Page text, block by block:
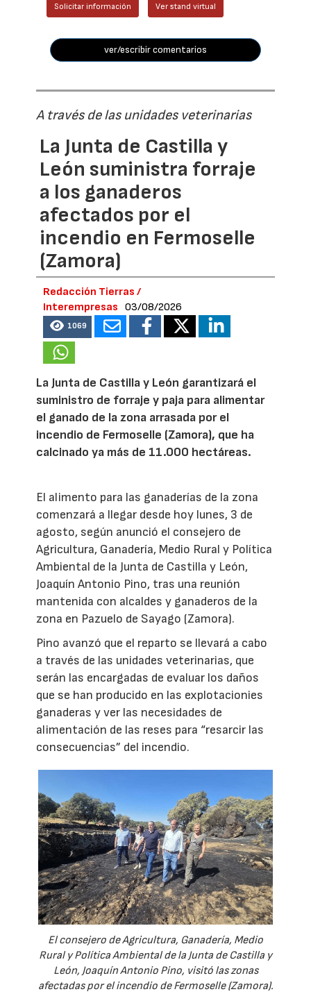
Solicitar información Ver stand virtual
ver/escribir comentarios
A través de las unidades veterinarias
La Junta de Castilla y
León suministra forraje
a los ganaderos
afectados por el
incendio en Fermoselle
(Zamora)
Redacción Tierras /
Interempresas
03/08/2026
1069
La Junta de Castilla y León garantizará el
suministro de forraje y paja para alimentar
el ganado de la zona arrasada por el
incendio de Fermoselle (Zamora), que ha
calcinado ya más de 11.000 hectáreas.
El alimento para las ganaderías de la zona
comenzará a llegar desde hoy lunes, 3 de
agosto, según anunció el consejero de
Agricultura, Ganadería, Medio Rural y Política
Ambiental de la Junta de Castilla y León,
Joaquín Antonio Pino, tras una reunión
mantenida con alcaldes y ganaderos de la
zona en Pazuelo de Sayago (Zamora).
Pino avanzó que el reparto se llevará a cabo
a través de las unidades veterinarias, que
serán las encargadas de evaluar los daños
que se han producido en las explotacionies
ganaderas y ver las necesidades de
alimentación de las reses para “resarcir las
consecuencias” del incendio.
El consejero de Agricultura, Ganadería, Medio
Rural y Política Ambiental de la Junta de Castilla y
León, Joaquín Antonio Pino, visitó las zonas
afectadas por el incendio de Fermoselle (Zamora).